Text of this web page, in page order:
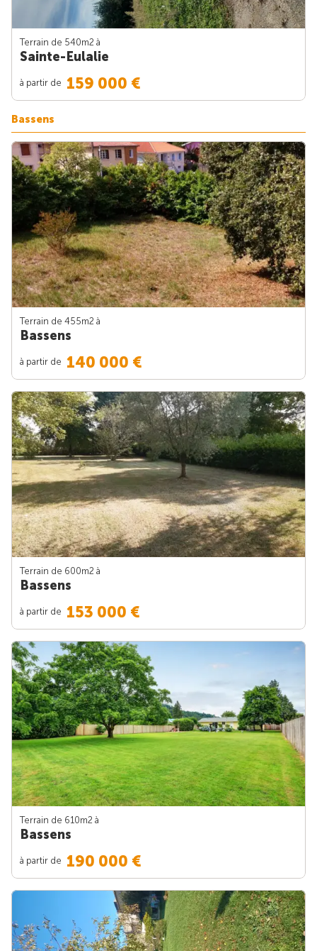
Terrain de 540m2 à
Sainte-Eulalie
à partir de 159 000 €
Bassens
Terrain de 455m2 à
Bassens
à partir de 140 000 €
Terrain de 600m2 à
Bassens
à partir de 153 000 €
Terrain de 610m2 à
Bassens
à partir de 190 000 €